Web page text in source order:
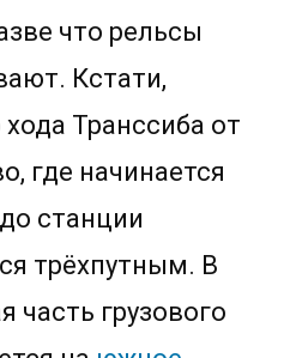
что рельсы
Кстати,
Транссиба от
где начинается
станции
трёхпутным. В
часть грузового